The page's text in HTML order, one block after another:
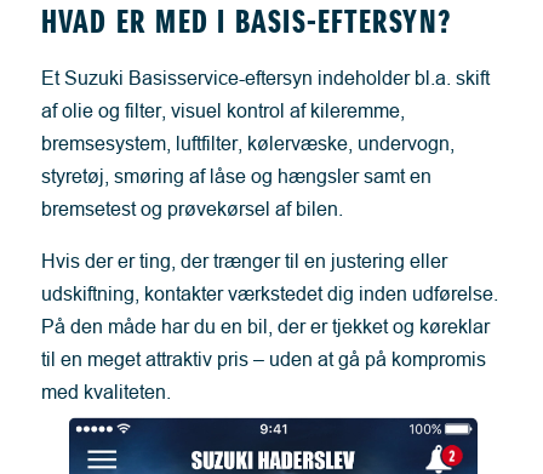
HVAD ER MED I BASIS-EFTERSYN?
Et Suzuki Basisservice-eftersyn indeholder bl.a. skift
af olie og filter, visuel kontrol af kileremme,
bremsesystem, luftfilter, kølervæske, undervogn,
styretøj, smøring af låse og hængsler samt en
bremsetest og prøvekørsel af bilen.
Hvis der er ting, der trænger til en justering eller
udskiftning, kontakter værkstedet dig inden udførelse.
På den måde har du en bil, der er tjekket og køreklar
til en meget attraktiv pris – uden at gå på kompromis
med kvaliteten.